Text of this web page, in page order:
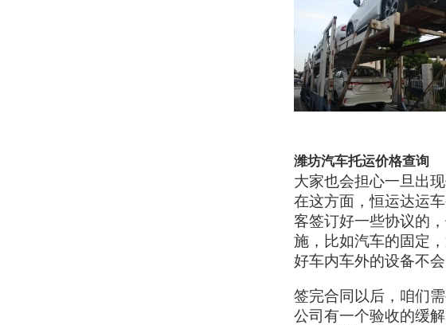
潍坊汽车托运价格查询
大家也会担心一旦出
在这方面，恒运达运
客签订好一些协议的
施，比如汽车的固定
好车内车外的设备不会
签完合同以后，咱们
公司有一个验收的缓